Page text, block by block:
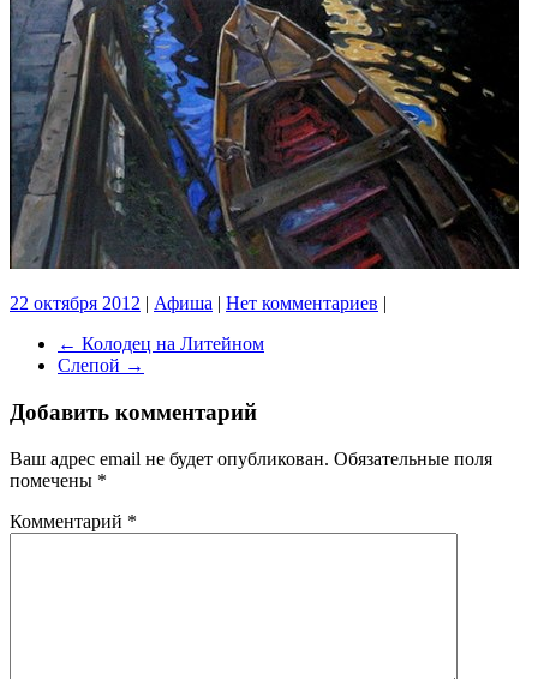
22 октября 2012 | Афиша | Нет комментариев |
← Колодец на Литейном
Слепой →
Добавить комментарий
Ваш адрес email не будет опубликован. Обязательные поля
помечены *
Комментарий *